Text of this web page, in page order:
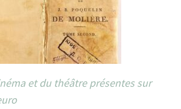
et du théâtre présentes sur